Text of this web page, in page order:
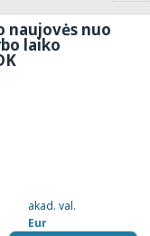
naujovės nuo
laiko
akad. val.
Eur